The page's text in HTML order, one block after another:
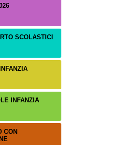
SCOLASTICI
INFANZIA
CON